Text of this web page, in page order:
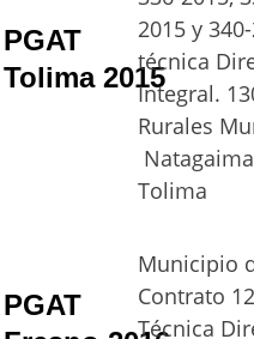
PGAT
Tolima 2015
2015 y
técnica
Integral.
Rurales
Tolima
PGAT
Municipio
Contrato
Técnica